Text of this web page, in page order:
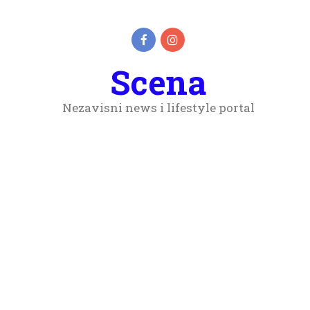
Scena
Nezavisni news i lifestyle portal